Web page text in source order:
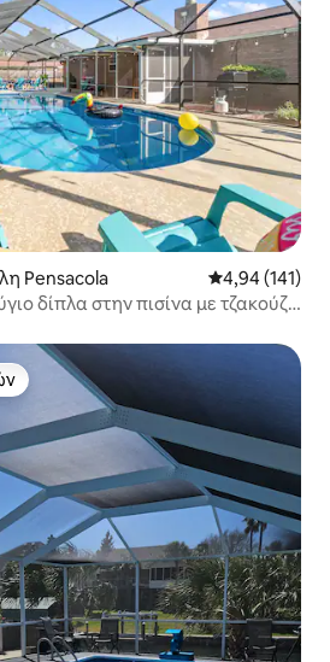
Pensacola Μέση
4,94 (141)
δίπλα στην πισίνα με τζακούζι